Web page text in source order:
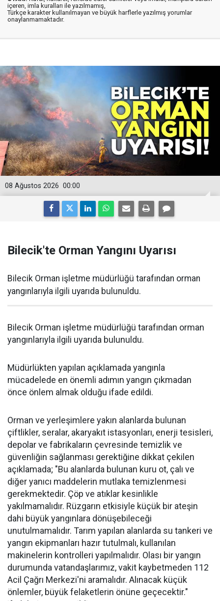
içeren, imla kuralları ile yazılmamış,
Türkçe karakter kullanılmayan ve büyük harflerle yazılmış yorumlar
onaylanmamaktadır.
00:00
08 Ağustos 2026
Bilecik'te Orman Yangını Uyarısı
Bilecik Orman işletme müdürlüğü tarafından orman
yangınlarıyla ilgili uyarıda bulunuldu.
Bilecik Orman işletme müdürlüğü tarafından orman
yangınlarıyla ilgili uyarıda bulunuldu.
Müdürlükten yapılan açıklamada yangınla
mücadelede en önemli adımın yangın çıkmadan
önce önlem almak olduğu ifade edildi.
Orman ve yerleşimlere yakın alanlarda bulunan
çiftlikler, seralar, akaryakıt istasyonları, enerji tesisleri,
depolar ve fabrikaların çevresinde temizlik ve
güvenliğin sağlanması gerektiğine dikkat çekilen
açıklamada; "Bu alanlarda bulunan kuru ot, çalı ve
diğer yanıcı maddelerin mutlaka temizlenmesi
gerekmektedir. Çöp ve atıklar kesinlikle
yakılmamalıdır. Rüzgarın etkisiyle küçük bir ateşin
dahi büyük yangınlara dönüşebileceği
unutulmamalıdır. Tarım yapılan alanlarda su tankeri ve
yangın ekipmanları hazır tutulmalı, kullanılan
makinelerin kontrolleri yapılmalıdır. Olası bir yangın
durumunda vatandaşlarımız, vakit kaybetmeden 112
Acil Çağrı Merkezi'ni aramalıdır. Alınacak küçük
önlemler, büyük felaketlerin önüne geçecektir."